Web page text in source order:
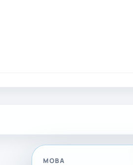
МОВА